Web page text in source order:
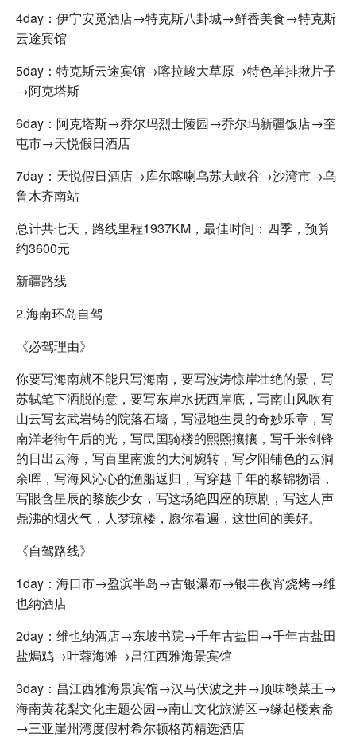
4day：伊宁安觅酒店→特克斯八卦城→鲜香美食→特克斯
云途宾馆
5day：特克斯云途宾馆→喀拉峻大草原→特色羊排揪片子
→阿克塔斯
6day：阿克塔斯→乔尔玛烈士陵园→乔尔玛新疆饭店→奎
屯市→天悦假日酒店
7day：天悦假日酒店→库尔喀喇乌苏大峡谷→沙湾市→乌
鲁木齐南站
总计共七天，路线里程1937KM，最佳时间：四季，预算
约3600元
新疆路线
2.海南环岛自驾
《必驾理由》
你要写海南就不能只写海南，要写波涛惊岸壮绝的景，写
苏轼笔下洒脱的意，要写东岸水抚西岸底，写南山风吹有
山云写玄武岩铸的院落石墙，写湿地生灵的奇妙乐章，写
南洋老街午后的光，写民国骑楼的熙熙攘攘，写千米剑锋
的日出云海，写百里南渡的大河婉转，写夕阳铺色的云洞
余晖，写海风沁心的渔船返归，写穿越千年的黎锦物语，
写眼含星辰的黎族少女，写这场绝四座的琼剧，写这人声
鼎沸的烟火气，人梦琼楼，愿你看遍，这世间的美好。
《自驾路线》
1day：海口市→盈滨半岛→古银瀑布→银丰夜宵烧烤→维
也纳酒店
2day：维也纳酒店→东坡书院→千年古盐田→千年古盐田
盐焗鸡→叶蓉海滩→昌江西雅海景宾馆
3day：昌江西雅海景宾馆→汉马伏波之井→顶味赣菜王→
海南黄花梨文化主题公园→南山文化旅游区→缘起楼素斋
→三亚崖州湾度假村希尔顿格芮精选酒店